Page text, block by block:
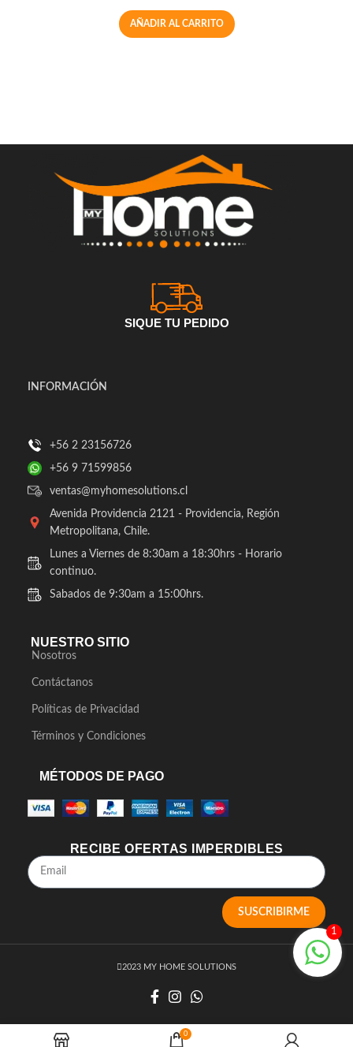
AÑADIR AL CARRITO
SIQUE TU PEDIDO
INFORMACIÓN
+56 2 23156726
+56 9 71599856
ventas@myhomesolutions.cl
Avenida Providencia 2121 - Providencia, Región
Metropolitana, Chile.
Lunes a Viernes de 8:30am a 18:30hrs - Horario
continuo.
Sabados de 9:30am a 15:00hrs.
NUESTRO SITIO
Nosotros
Contáctanos
Políticas de Privacidad
Términos y Condiciones
MÉTODOS DE PAGO
RECIBE OFERTAS IMPERDIBLES
SUSCRIBIRME
2023 MY HOME SOLUTIONS
1
0